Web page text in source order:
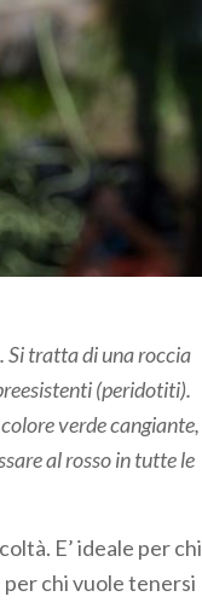
Si tratta di una roccia
(peridotiti).
verde cangiante,
al rosso in tutte le
E’ ideale per chi
chi vuole tenersi